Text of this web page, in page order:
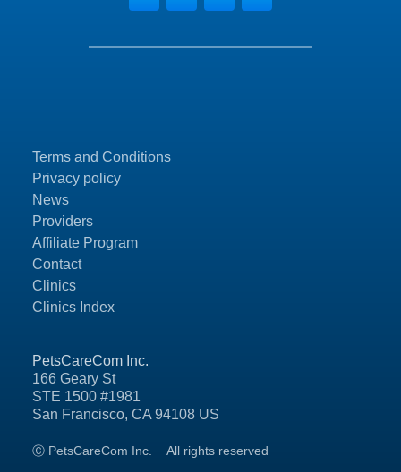
PetsCareCom Inc.
166 Geary St
STE 1500 #1981
San Francisco, CA 94108 US
Ⓒ PetsCareCom Inc. All rights reserved
Terms and Conditions
Privacy policy
News
Providers
Affiliate Program
Contact
Clinics
Clinics Index